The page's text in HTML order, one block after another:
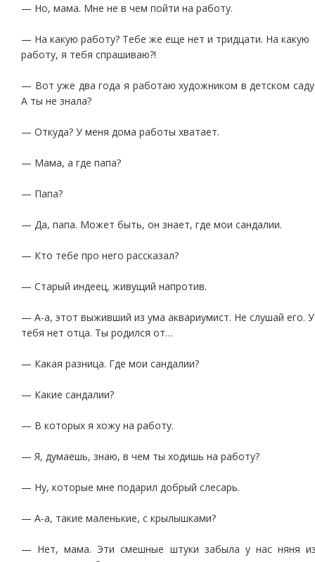
— Но, мама. Мне не в чем пойти на работу.
— На какую работу? Тебе же еще нет и тридцати. На какую
работу, я тебя спрашиваю?!
— Вот уже два года я работаю художником в детском
А ты не знала?
— Откуда? У меня дома работы хватает.
— Мама, а где папа?
— Папа?
— Да, папа. Может быть, он знает, где мои сандалии.
— Кто тебе про него рассказал?
— Старый индеец, живущий напротив.
— А-а, этот выживший из ума аквариумист. Не слушай его. У
тебя нет отца. Ты родился от…
— Какая разница. Где мои сандалии?
— Какие сандалии?
— В которых я хожу на работу.
— Я, думаешь, знаю, в чем ты ходишь на работу?
— Ну, которые мне подарил добрый слесарь.
— А-а, такие маленькие, с крылышками?
— Нет, мама. Эти смешные штуки забыла у нас няня